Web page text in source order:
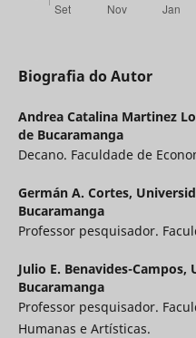
Biografia do Autor
Andrea Catalina Martinez
de Bucaramanga
Decano. Faculdade de
Germán A. Cortes,
Bucaramanga
Professor pesquisador.
Julio E. Benavides-Campos,
Bucaramanga
Professor pesquisador.
Humanas e Artísticas.